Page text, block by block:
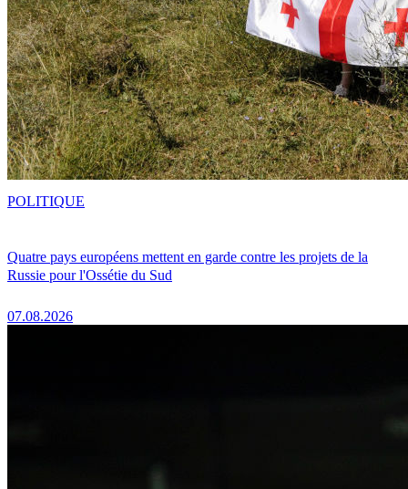
Quatre pays européens mettent en garde contre les projets de la
Russie pour l'Ossétie du Sud
07.08.2026
POLITIQUE